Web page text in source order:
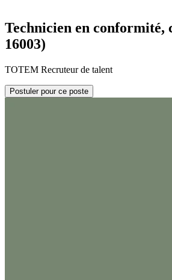
Technicien en conformité,
16003)
TOTEM Recruteur de talent
Postuler pour ce poste